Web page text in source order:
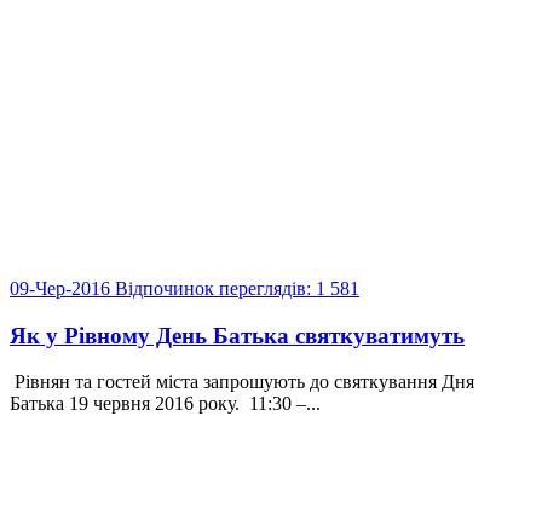
09-Чер-2016 Відпочинок переглядів: 1 581
Як у Рівному День Батька святкуватимуть
Рівнян та гостей міста запрошують до святкування Дня
Батька 19 червня 2016 року. 11:30 –...